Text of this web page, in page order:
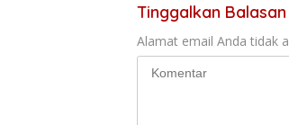
Tinggalkan Balasan
Alamat email Anda tidak